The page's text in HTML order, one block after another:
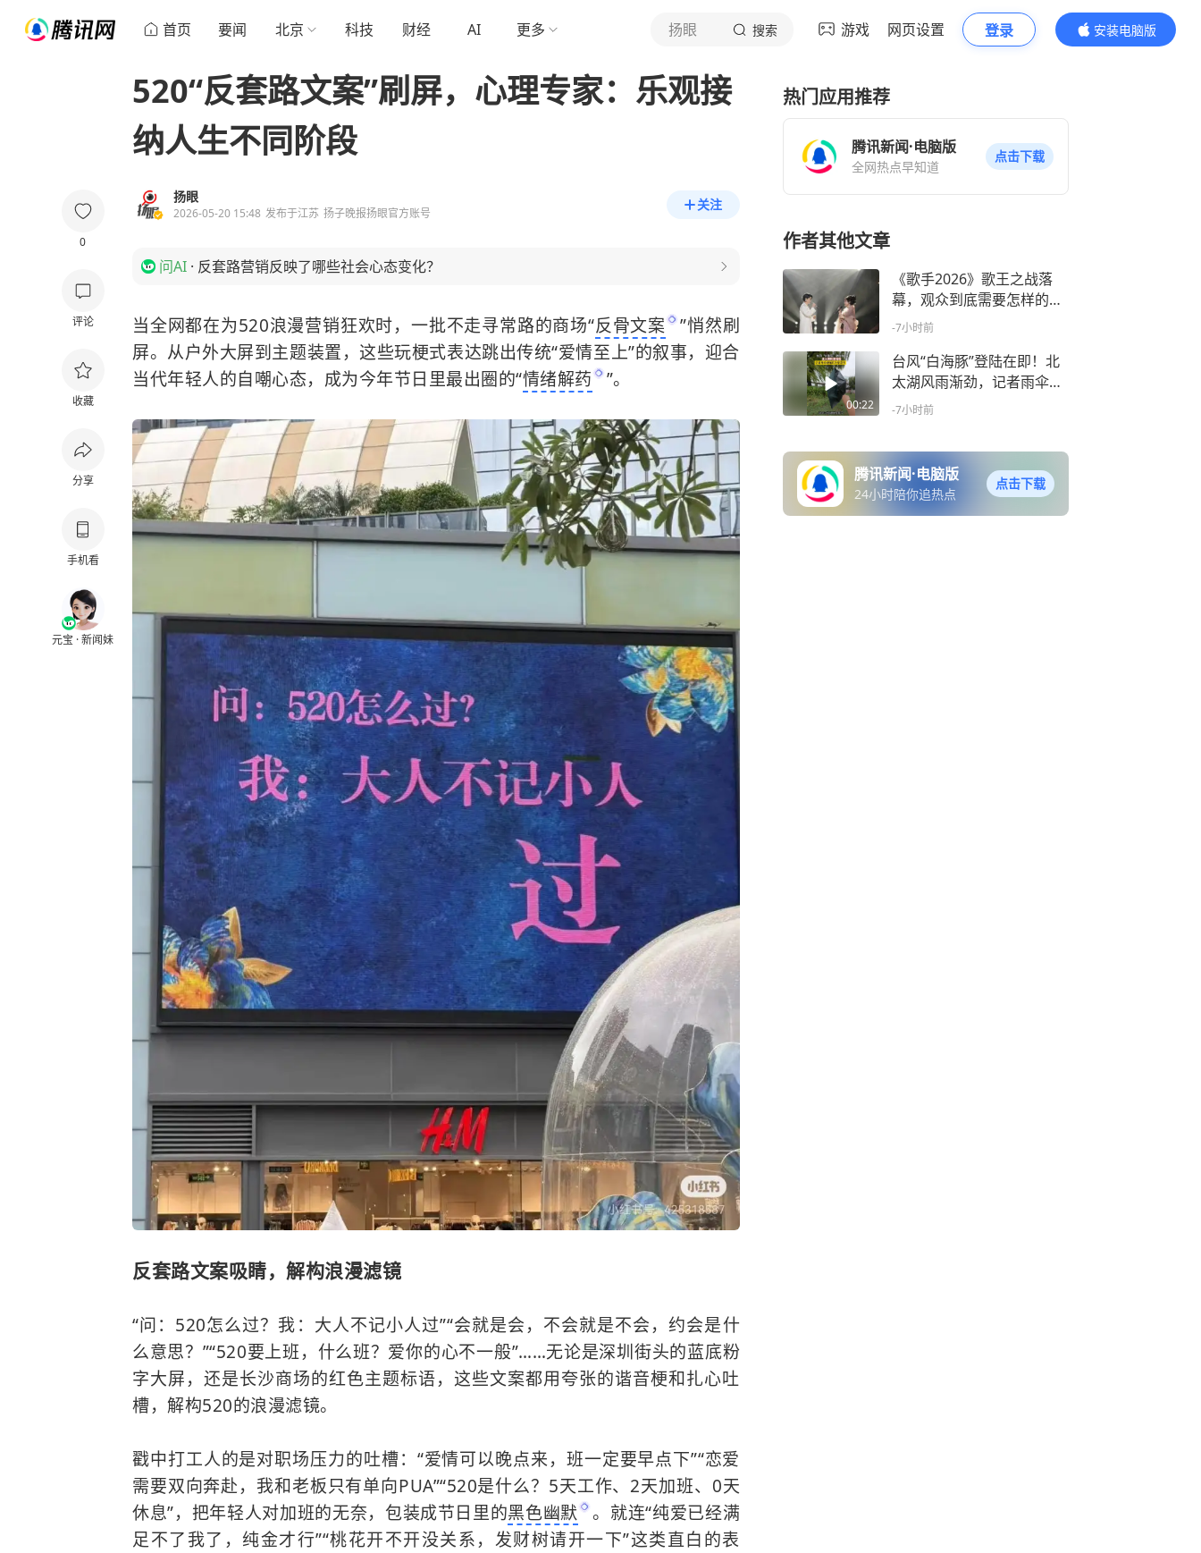
首页 要闻 北京 科技 财经 AI 更多 扬眼 搜索 游戏 网页设置 登录
安装电脑版
内容更精彩
0
评论
收藏
分享
手机看
元宝 · 新闻妹
520“反套路文案”刷屏，心理专家：乐观接
纳人生不同阶段
扬眼
2026-05-20 15:48 发布于江苏 扬子晚报扬眼官方账号
关注
问AI · 反套路营销反映了哪些社会心态变化？
当全网都在为520浪漫营销狂欢时，一批不走寻常路的商场“反骨文案
”悄然刷
屏。从户外大屏到主题装置，这些玩梗式表达跳出传统“爱情至上”的叙事，迎合
当代年轻人的自嘲心态，成为今年节日里最出圈的“情绪解药 ”。
反套路文案吸睛，解构浪漫滤镜
“问：520怎么过？我：大人不记小人过”“会就是会，不会就是不会，约会是什
么意思？”“520要上班，什么班？爱你的心不一般”……无论是深圳街头的蓝底粉
字大屏，还是长沙商场的红色主题标语，这些文案都用夸张的谐音梗和扎心吐
槽，解构520的浪漫滤镜。
戳中打工人的是对职场压力的吐槽：“爱情可以晚点来，班一定要早点下”“恋爱
需要双向奔赴，我和老板只有单向PUA”“520是什么？5天工作、2天加班、0天
休息”，把年轻人对加班的无奈，包装成节日里的黑色幽默
。就连“纯爱已经满
足不了我了，纯金才行”“桃花开不开没关系，发财树请开一下”这类直白的表
热门应用推荐
腾讯新闻·电脑版
全网热点早知道
点击下载
作者其他文章
《歌手2026》歌王之战落
幕，观众到底需要怎样的音
综
-7小时前
00:22
台风“白海豚”登陆在即！北
太湖风雨渐劲，记者雨伞被
强风吹至变形报废
-7小时前
腾讯新闻·电脑版
24小时陪你追热点
点击下载